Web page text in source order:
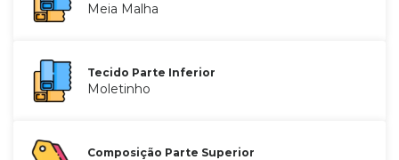
Meia Malha
Tecido Parte Inferior
Moletinho
Composição Parte Superior